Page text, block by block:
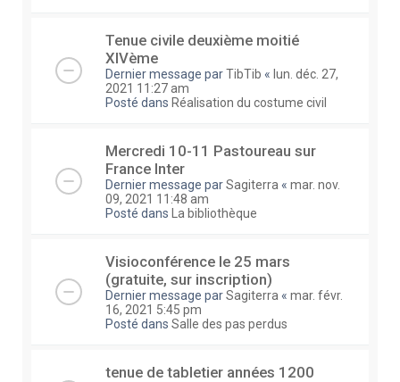
Tenue civile deuxième moitié
XIVème
Dernier message parTibTib « lun. déc. 27,
2021 11:27 am
Posté dans Réalisation du costume civil
Mercredi 10-11 Pastoureau sur
France Inter
Dernier message parSagiterra « mar. nov.
09, 2021 11:48 am
Posté dans
La bibliothèque
Visioconférence le 25 mars
(gratuite, sur inscription)
Dernier message parSagiterra « mar. févr.
16, 2021 5:45 pm
Posté dans Salle des pas perdus
tenue de tabletier années 1200